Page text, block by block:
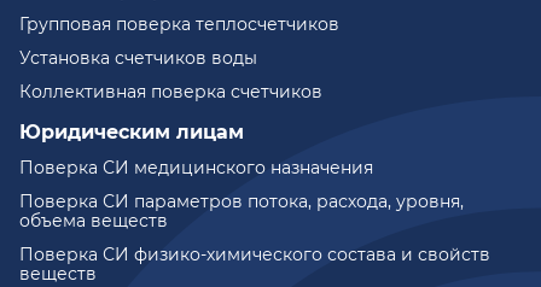
Групповая поверка теплосчетчиков
Установка счетчиков воды
Коллективная поверка счетчиков
Юридическим лицам
Поверка СИ медицинского назначения
Поверка СИ параметров потока, расхода, уровня,
объема веществ
Поверка СИ физико-химического состава и свойств
веществ